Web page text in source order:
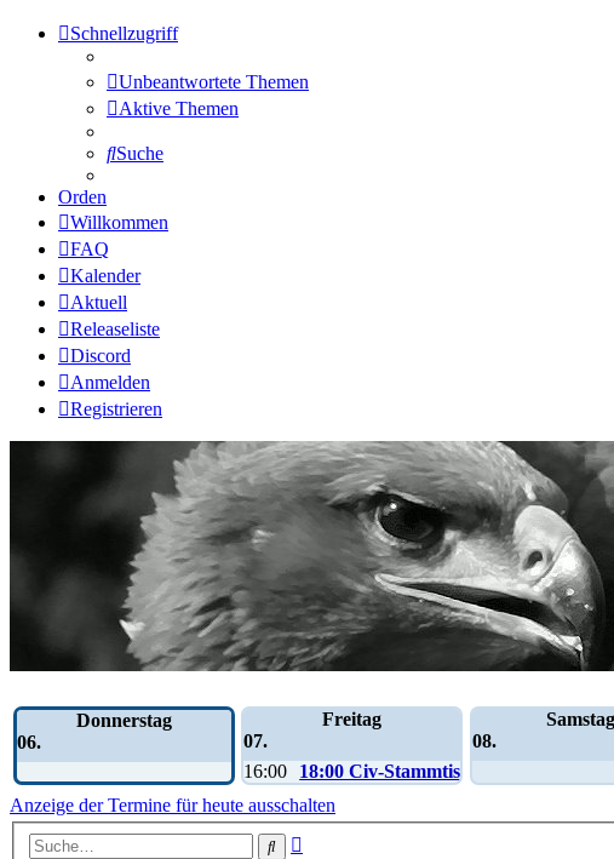
Schnellzugriff
Unbeantwortete Themen
Aktive Themen
Suche
Orden
Willkommen
FAQ
Kalender
Aktuell
Releaseliste
Discord
Anmelden
Registrieren
Donnerstag
06.
Freitag
07.
16:00
18:00 Civ-Stammtisch
Samstag
08.
Anzeige der Termine für heute ausschalten
Suche